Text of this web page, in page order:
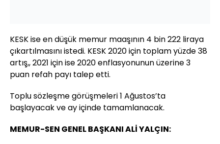
KESK ise en düşük memur maaşının 4 bin 222 liraya
çıkartılmasını istedi. KESK 2020 için toplam yüzde 38
artış,, 2021 için ise 2020 enflasyonunun üzerine 3
puan refah payı talep etti.
Toplu sözleşme görüşmeleri 1 Ağustos’ta
başlayacak ve ay içinde tamamlanacak.
MEMUR-SEN GENEL BAŞKANI ALİ YALÇIN: